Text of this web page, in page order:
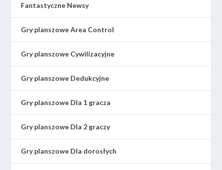
Fantastyczne Newsy
Gry planszowe Area Control
Gry planszowe Cywilizacyjne
Gry planszowe Dedukcyjne
Gry planszowe Dla 1 gracza
Gry planszowe Dla 2 graczy
Gry planszowe Dla dorosłych